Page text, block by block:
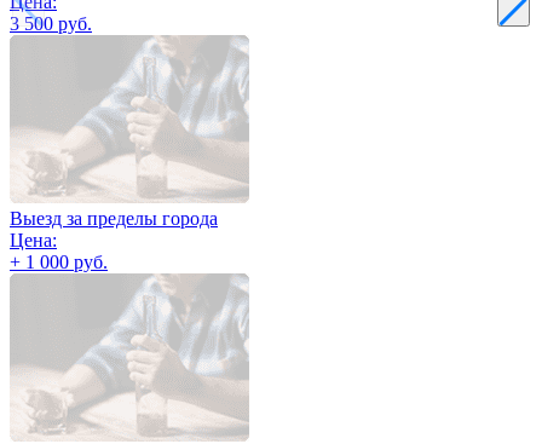
3 500 руб.
Выезд за пределы города
Цена:
+ 1 000 руб.